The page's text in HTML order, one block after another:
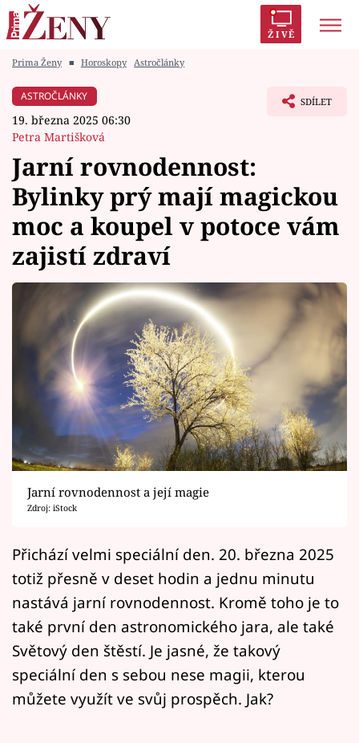
ŽIVĚ
Módní alarm
Témata
Celebrity
Vztahy
Seriály
Horoskopy
Sledujte prima+
Filmový festival Karlovy Vary
Přihlášení
Sledujte nás
Prima Ženy ■ Horoskopy Astročlánky
ASTROČLÁNKY
19. března 2025 06:30
Petra Martišková
SDÍLET
Jarní rovnodennost:
Bylinky prý mají magickou
moc a koupel v potoce vám
zajistí zdraví
Jarní rovnodennost a její magie
Zdroj: iStock
Přichází velmi speciální den. 20. března 2025
totiž přesně v deset hodin a jednu minutu
nastává jarní rovnodennost. Kromě toho je to
také první den astronomického jara, ale také
Světový den štěstí. Je jasné, že takový
speciální den s sebou nese magii, kterou
můžete využít ve svůj prospěch. Jak?